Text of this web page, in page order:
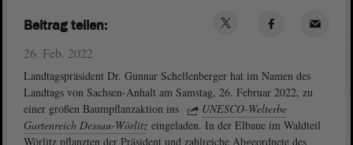
26. Feb. 2022
Landtagspräsident Dr. Gunnar Schellenberger hat im Namen des
Landtags von Sachsen-Anhalt am Samstag, 26. Februar 2022, zu
einer großen Baumpflanzaktion ins
UNESCO-Welterbe
Gartenreich Dessau-Wörlitz eingeladen. In der Elbaue im Waldteil
Wörlitz pflanzten der Präsident und zahlreiche Abgeordnete des
Beitrag teilen: